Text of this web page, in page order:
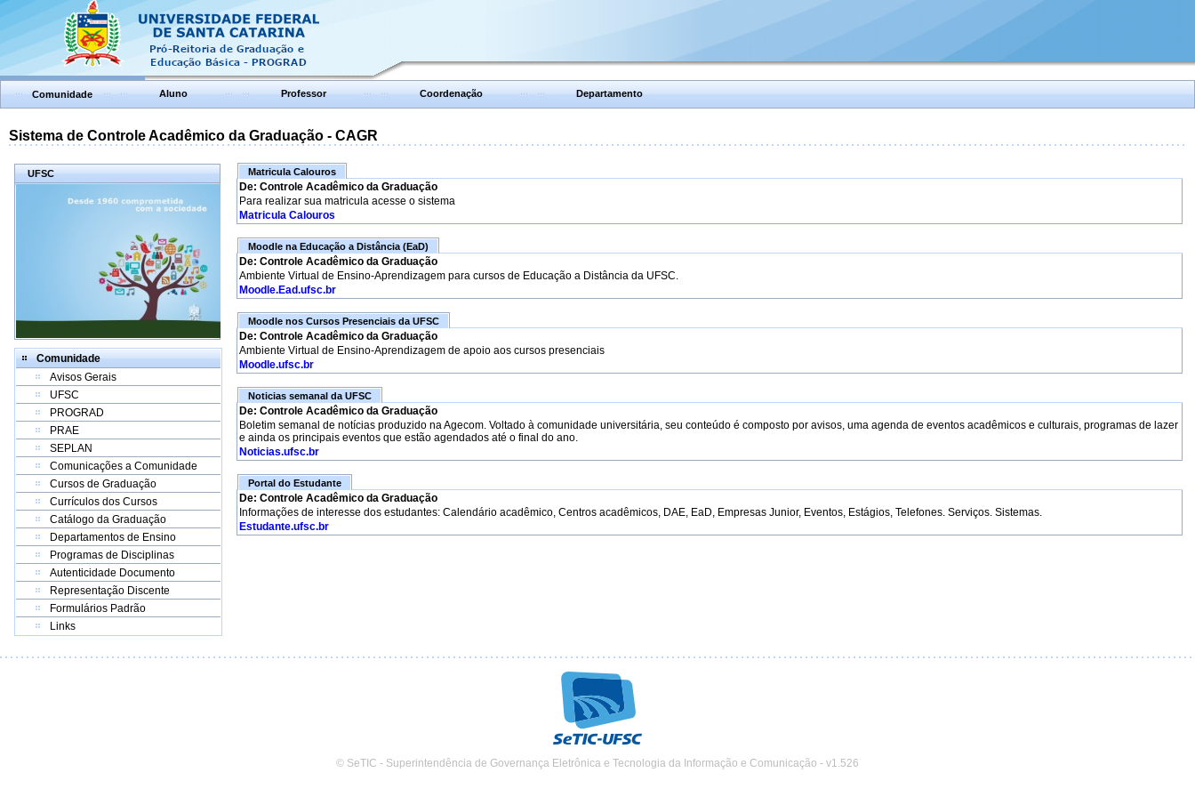
Comunidade Aluno Professor Coordenação Departamento
Sistema de Controle Acadêmico da Graduação - CAGR
UFSC
Comunidade
Avisos Gerais
UFSC
PROGRAD
PRAE
SEPLAN
Comunicações a Comunidade
Cursos de Graduação
Currículos dos Cursos
Catálogo da Graduação
Departamentos de Ensino
Programas de Disciplinas
Autenticidade Documento
Representação Discente
Formulários Padrão
Links
Matricula Calouros
De: Controle Acadêmico da Graduação
Para realizar sua matricula acesse o sistema
Matricula Calouros
Moodle na Educação a Distância (EaD)
De: Controle Acadêmico da Graduação
Ambiente Virtual de Ensino-Aprendizagem para cursos de Educação a Distância da UFSC.
Moodle.Ead.ufsc.br
Moodle nos Cursos Presenciais da UFSC
De: Controle Acadêmico da Graduação
Ambiente Virtual de Ensino-Aprendizagem de apoio aos cursos presenciais
Moodle.ufsc.br
Noticias semanal da UFSC
De: Controle Acadêmico da Graduação
Boletim semanal de notícias produzido na Agecom. Voltado à comunidade universitária, seu conteúdo é composto por avisos, uma agenda de eventos acadêmicos e culturais, programas de lazer
e ainda os principais eventos que estão agendados até o final do ano.
Noticias.ufsc.br
Portal do Estudante
De: Controle Acadêmico da Graduação
Informações de interesse dos estudantes: Calendário acadêmico, Centros acadêmicos, DAE, EaD, Empresas Junior, Eventos, Estágios, Telefones. Serviços. Sistemas.
Estudante.ufsc.br
© SeTIC - Superintendência de Governança Eletrônica e Tecnologia da Informação e Comunicação - v1.526